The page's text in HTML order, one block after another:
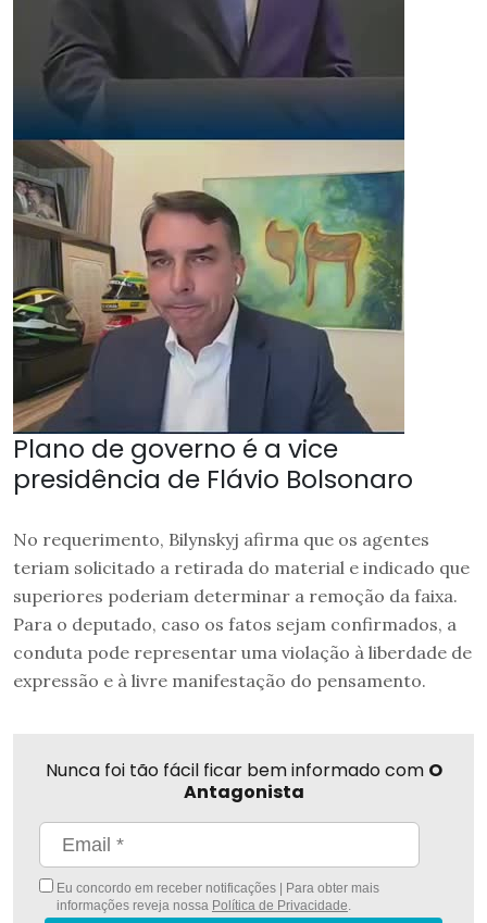
Plano de governo é a vice
presidência de Flávio Bolsonaro
No requerimento, Bilynskyj afirma que os agentes
teriam solicitado a retirada do material e indicado que
superiores poderiam determinar a remoção da faixa.
Para o deputado, caso os fatos sejam confirmados, a
conduta pode representar uma violação à liberdade de
expressão e à livre manifestação do pensamento.
Nunca foi tão fácil ficar bem informado com O
Antagonista
Eu concordo em receber notificações | Para obter mais
informações reveja nossa Política de Privacidade.